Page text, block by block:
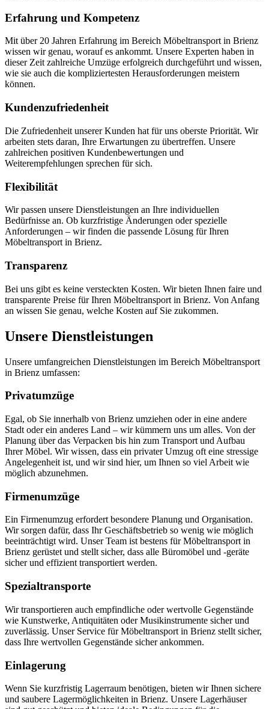
Erfahrung und Kompetenz
Mit über 20 Jahren Erfahrung im Bereich Möbeltransport in Brienz
wissen wir genau, worauf es ankommt. Unsere Experten haben in
dieser Zeit zahlreiche Umzüge erfolgreich durchgeführt und wissen,
wie sie auch die kompliziertesten Herausforderungen meistern
können.
Kundenzufriedenheit
Die Zufriedenheit unserer Kunden hat für uns oberste Priorität. Wir
arbeiten stets daran, Ihre Erwartungen zu übertreffen. Unsere
zahlreichen positiven Kundenbewertungen und
Weiterempfehlungen sprechen für sich.
Flexibilität
Wir passen unsere Dienstleistungen an Ihre individuellen
Bedürfnisse an. Ob kurzfristige Änderungen oder spezielle
Anforderungen – wir finden die passende Lösung für Ihren
Möbeltransport in Brienz.
Transparenz
Bei uns gibt es keine versteckten Kosten. Wir bieten Ihnen faire und
transparente Preise für Ihren Möbeltransport in Brienz. Von Anfang
an wissen Sie genau, welche Kosten auf Sie zukommen.
Unsere Dienstleistungen
Unsere umfangreichen Dienstleistungen im Bereich Möbeltransport
in Brienz umfassen:
Privatumzüge
Egal, ob Sie innerhalb von Brienz umziehen oder in eine andere
Stadt oder ein anderes Land – wir kümmern uns um alles. Von der
Planung über das Verpacken bis hin zum Transport und Aufbau
Ihrer Möbel. Wir wissen, dass ein privater Umzug oft eine stressige
Angelegenheit ist, und wir sind hier, um Ihnen so viel Arbeit wie
möglich abzunehmen.
Firmenumzüge
Ein Firmenumzug erfordert besondere Planung und Organisation.
Wir sorgen dafür, dass Ihr Geschäftsbetrieb so wenig wie möglich
beeinträchtigt wird. Unser Team ist bestens für Möbeltransport in
Brienz gerüstet und stellt sicher, dass alle Büromöbel und -geräte
sicher und effizient transportiert werden.
Spezialtransporte
Wir transportieren auch empfindliche oder wertvolle Gegenstände
wie Kunstwerke, Antiquitäten oder Musikinstrumente sicher und
zuverlässig. Unser Service für Möbeltransport in Brienz stellt sicher,
dass Ihre wertvollen Gegenstände sicher ankommen.
Einlagerung
Wenn Sie kurzfristig Lagerraum benötigen, bieten wir Ihnen sichere
und saubere Lagermöglichkeiten in Brienz. Unsere Lagerhäuser